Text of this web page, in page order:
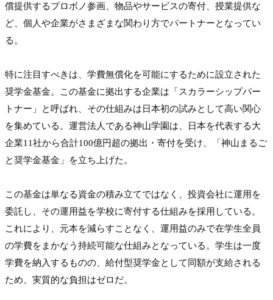
償提供するプロボノ参画、物品やサービスの寄付、授業提供な
ど、個人や企業がさまざまな関わり方でパートナーとなってい
る。
特に注目すべきは、学費無償化を可能にするために設立された
奨学金基金。この基金に拠出する企業は「スカラーシップパー
トナー」と呼ばれ、その仕組みは日本初の試みとして高い関心
を集めている。運営法人である神山学園は、日本を代表する大
企業11社から合計100億円超の拠出・寄付を受け、「神山まるご
と奨学金基金」を立ち上げた。
この基金は単なる資金の積み立てではなく、投資会社に運用を
委託し、その運用益を学校に寄付する仕組みを採用している。
これにより、元本を減らすことなく、運用益のみで在学生全員
の学費をまかなう持続可能な仕組みとなっている。学生は一度
学費を納入するものの、給付型奨学金として同額が支給される
ため、実質的な負担はゼロだ。